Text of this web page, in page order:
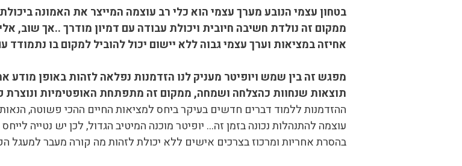
בטחון עצמי הנובע מערך עצמי הוא כלי רב עוצמה המייצר את האמונה
ממקום זה נולדת חשיבה חיובית ויכולת עבודה עם דמיון מודרך ..אך שוב,
אחיזה במציאות וערך עצמי גבוה ללא יישום יכול להוביל למקום בו
מפגש זה בין שמש ויופיטר מעניק לנו הזדמנות נפלאה לזהות באופן מודע
תוצאות שנחוות כהצלחה ושמחה, ממקום זה מתפתחת האופטימיות ונוצרת
ההזדמנות ללמוד דברים חדשים בעיקר ביחס למציאות החיים ההכי פשוטה,
עוצמה להתנהלות נכונה בזמן זה… יופיטר מוכנה המיטיב הגדול, לכן יש נטייה לייחס
בהסרת אחריות ומרכוז בצרכים אישים ללא יכולת לזהות מה קורה מעבר למעגל